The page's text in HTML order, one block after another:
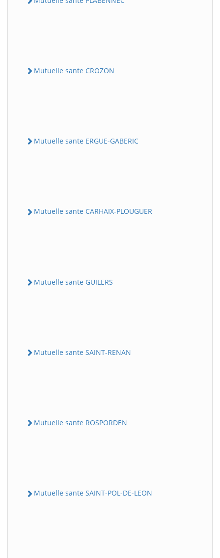
Mutuelle sante CROZON
Mutuelle sante ERGUE-GABERIC
Mutuelle sante CARHAIX-PLOUGUER
Mutuelle sante GUILERS
Mutuelle sante SAINT-RENAN
Mutuelle sante ROSPORDEN
Mutuelle sante SAINT-POL-DE-LEON